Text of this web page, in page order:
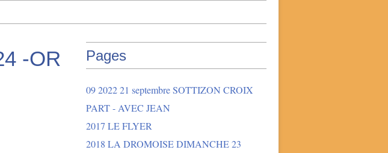
-OR
Pages
09 2022 21 septembre SOTTIZON CROIX
PART - AVEC JEAN
2017 LE FLYER
2018 LA DROMOISE DIMANCHE 23